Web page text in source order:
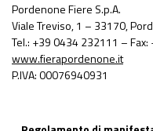
Pordenone Fiere S.p.A.
Viale Treviso, 1 – 33170,
Tel.: +39 0434 232111 –
www.fierapordenone.it
P.IVA: 00076940931